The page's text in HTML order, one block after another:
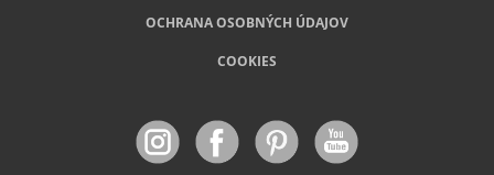
OCHRANA OSOBNÝCH ÚDAJOV
COOKIES